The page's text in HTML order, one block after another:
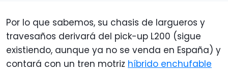
Por lo que sabemos, su chasis de largueros y
travesaños derivará del pick-up L200 (sigue
existiendo, aunque ya no se venda en España) y
contará con un tren motriz híbrido enchufable